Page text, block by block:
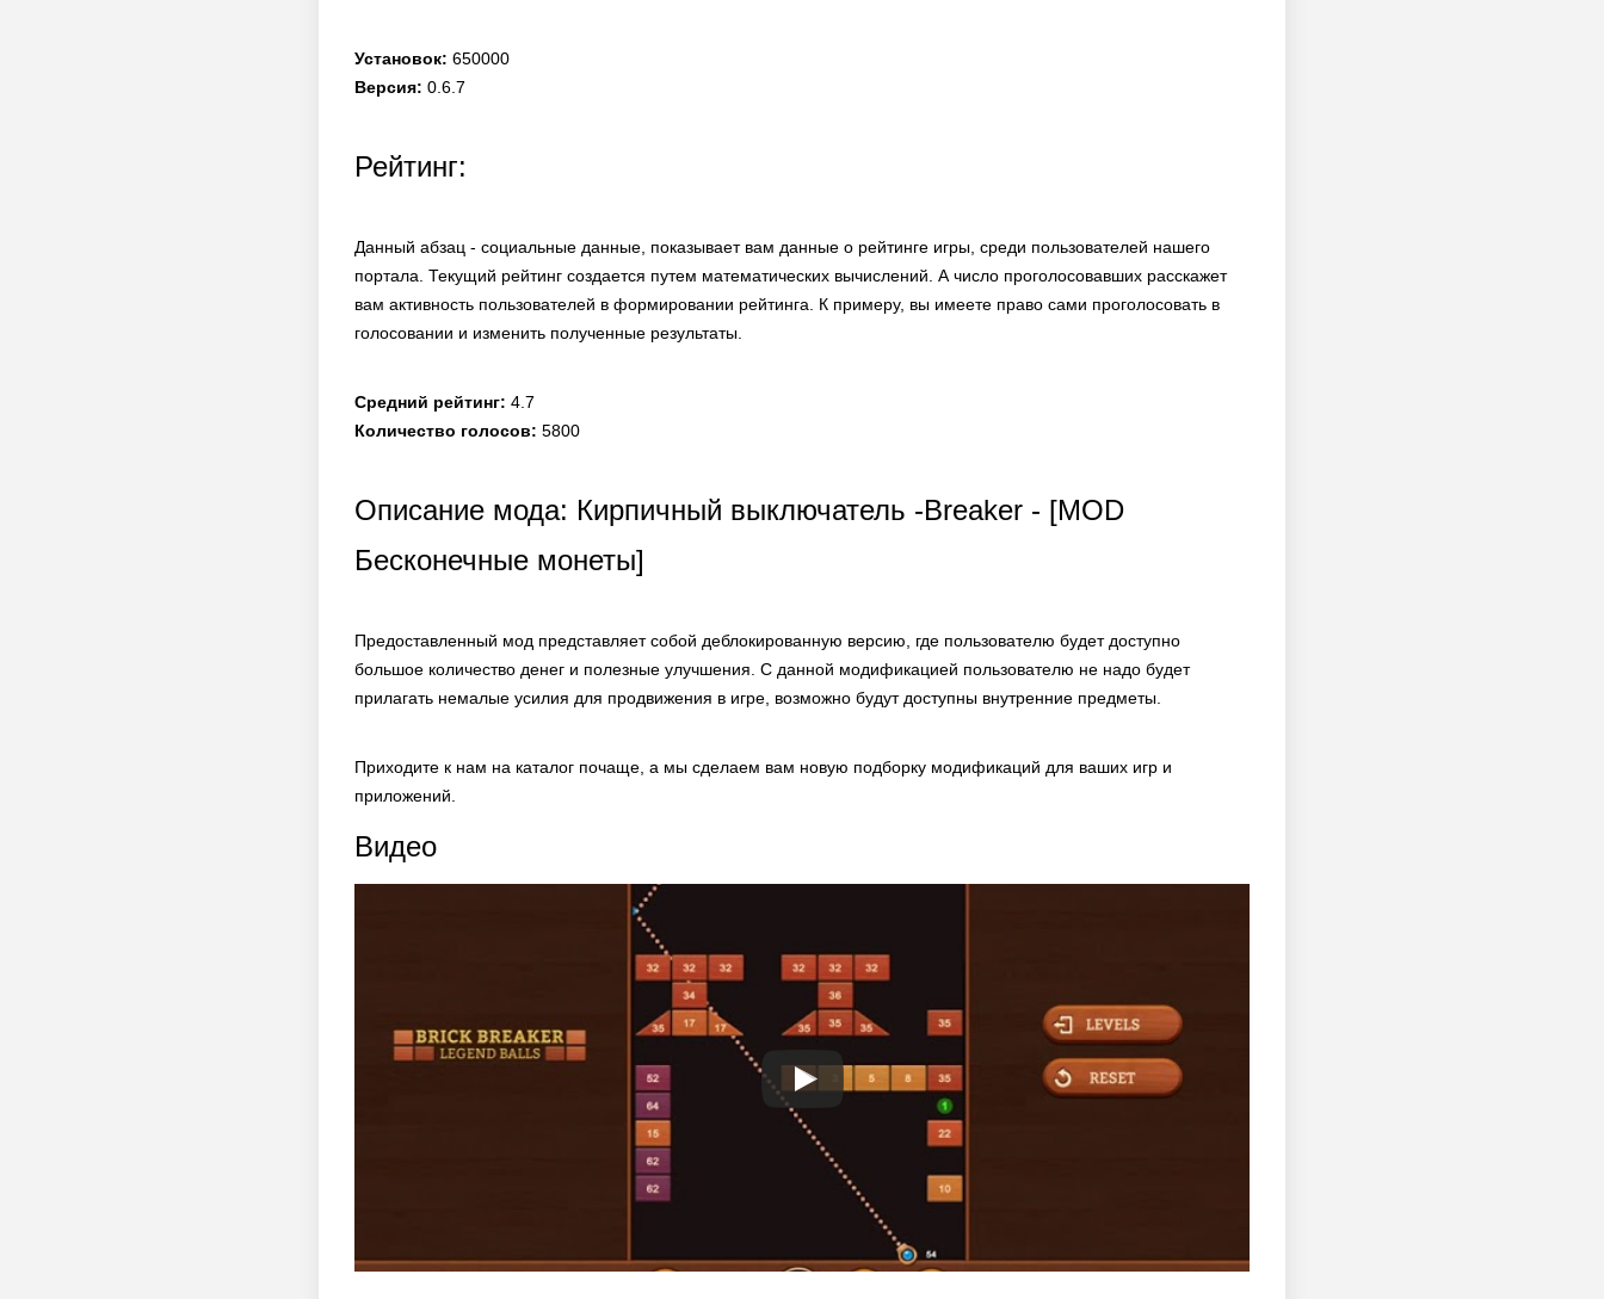
Установок: 650000
Версия: 0.6.7
Рейтинг:
Данный абзац - социальные данные, показывает вам данные о рейтинге игры, среди пользователей нашего
портала. Текущий рейтинг создается путем математических вычислений. А число проголосовавших расскажет
вам активность пользователей в формировании рейтинга. К примеру, вы имеете право сами проголосовать в
голосовании и изменить полученные результаты.
Средний рейтинг: 4.7
Количество голосов: 5800
Описание мода: Кирпичный выключатель -Breaker - [MOD
Бесконечные монеты]
Предоставленный мод представляет собой деблокированную версию, где пользователю будет доступно
большое количество денег и полезные улучшения. С данной модификацией пользователю не надо будет
прилагать немалые усилия для продвижения в игре, возможно будут доступны внутренние предметы.
Приходите к нам на каталог почаще, а мы сделаем вам новую подборку модификаций для ваших игр и
приложений.
Видео